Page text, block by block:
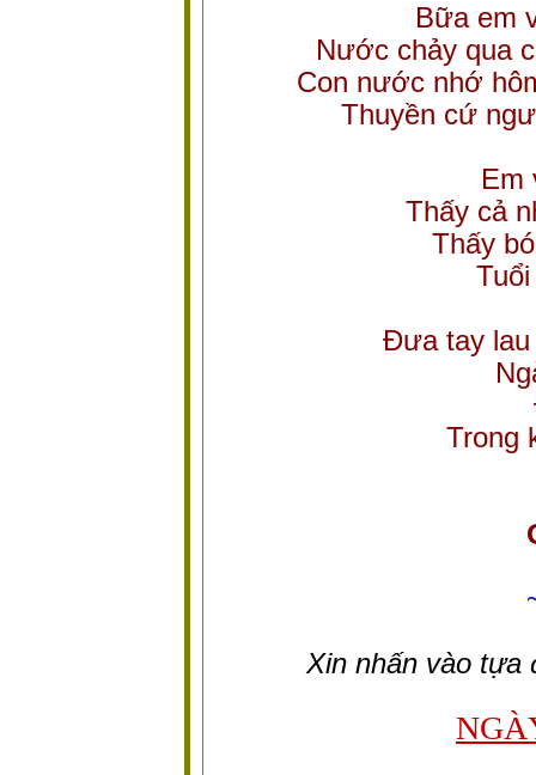
Bữa em
Nước chảy qua
Con nước nhớ
Thuyền cứ
Em
Thấy cả
Thấy
Đưa tay lau
Trong
Xin nhấn vào tựa